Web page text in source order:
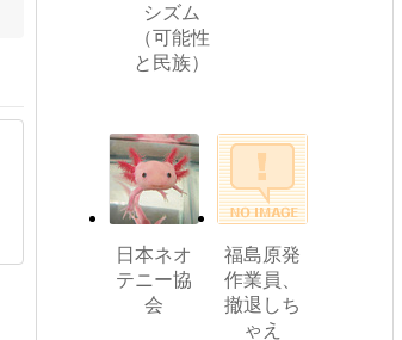
シズム
（可能性
と民族）
日本ネオ
テニー協
会
福島原発
作業員、
撤退しち
ゃえ